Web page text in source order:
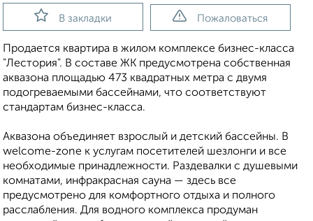
В закладки Пожаловаться
Продается квартира в жилом комплексе бизнес-класса
"Лестория". В составе ЖК предусмотрена собственная
аквазона площадью 473 квадратных метра с двумя
подогреваемыми бассейнами, что соответствуют
стандартам бизнес-класса.
Аквазона объединяет взрослый и детский бассейны. В
welcome-zone к услугам посетителей шезлонги и все
необходимые принадлежности. Раздевалки с душевыми
комнатами, инфракрасная сауна — здесь все
предусмотрено для комфортного отдыха и полного
расслабления. Для водного комплекса продуман